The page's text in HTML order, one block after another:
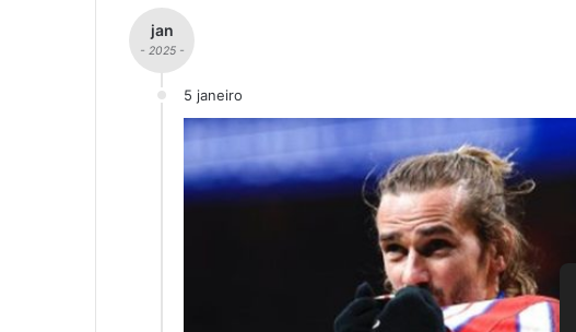
jan
- 2025 -
5 janeiro